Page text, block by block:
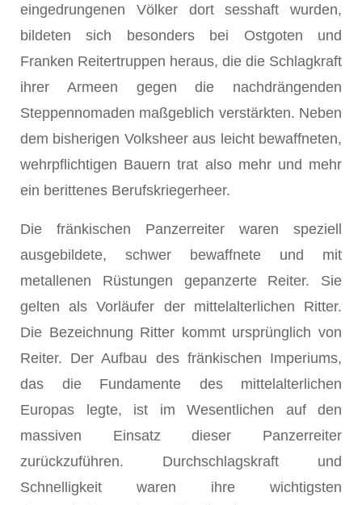
eingedrungenen Völker dort sesshaft wurden,
bildeten sich besonders bei Ostgoten und
Franken Reitertruppen heraus, die die Schlagkraft
ihrer Armeen gegen die nachdrängenden
Steppennomaden maßgeblich verstärkten. Neben
dem bisherigen Volksheer aus leicht bewaffneten,
wehrpflichtigen Bauern trat also mehr und mehr
ein berittenes Berufskriegerheer.
Die fränkischen Panzerreiter waren speziell
ausgebildete, schwer bewaffnete und mit
metallenen Rüstungen gepanzerte Reiter. Sie
gelten als Vorläufer der mittelalterlichen Ritter.
Die Bezeichnung Ritter kommt ursprünglich von
Reiter. Der Aufbau des fränkischen Imperiums,
das die Fundamente des mittelalterlichen
Europas legte, ist im Wesentlichen auf den
massiven Einsatz dieser Panzerreiter
zurückzuführen. Durchschlagskraft und
Schnelligkeit waren ihre wichtigsten